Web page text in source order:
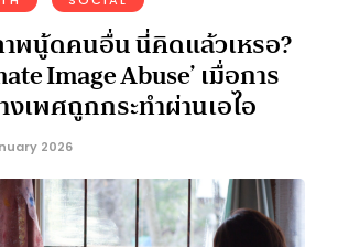
าพนู้ดคนอื่น นี่คิดแล้วเหรอ?
Image Abuse’ เมื่อการ
งเพศถูกกระทำผ่านเอไอ
2026